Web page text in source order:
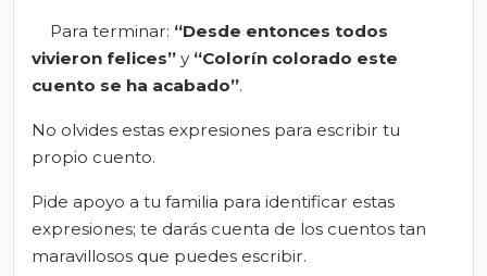
Para terminar: “Desde entonces todos
vivieron felices” y “Colorín colorado este
cuento se ha acabado”.
No olvides estas expresiones para escribir tu
propio cuento.
Pide apoyo a tu familia para identificar estas
expresiones; te darás cuenta de los cuentos tan
maravillosos que puedes escribir.